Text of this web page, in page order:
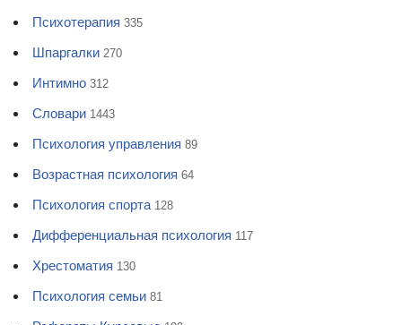
Психотерапия 335
Шпаргалки 270
Интимно 312
Словари 1443
Психология управления 89
Возрастная психология 64
Психология спорта 128
Дифференциальная психология 117
Хрестоматия 130
Психология семьи 81